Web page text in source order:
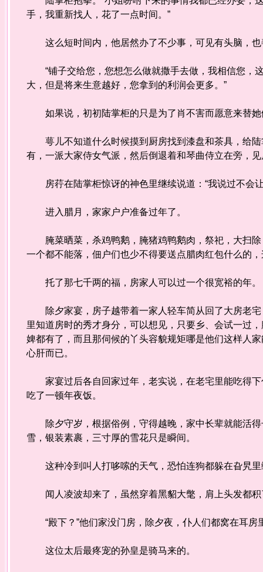
手，我重新找人，花了一点时间。”
这么短时间内，他居然办了不少事，可见有头脑，也
“铺子交给您，您想怎么做就撒手去做，我相信您，
大，但是将来生意越好，您拿到的利润会更多。”
如果说，初初陆掌柜的只是为了肖不害而愿意来替她
萼儿不知道什么时候摸到厨房找到漆盘和茶具，给陆
有，一派大家侍女气派，然后倒退着和琴曲侍立在旁
房荇在陆掌柜惊讶的神色里继续说道：“我说过不会
进入腊月，家家户户准备过年了。
腌菜晒菜，杀鸡鸭鹅，腌猪鸡鸭鹅肉，祭祀，大扫除
一个都不能落，佃户们也少不得要送点腊肉红包什么的
托了那七千两的福，房家人可以过一个很宽裕的年。
除夕家宴，房子越带着一家人轻车简从回了大房老宅
里知道房时的秀才身分，可以想见，只要乡、会试一过
婢都有了，而且那伺候的丫头容貌规矩哪是他们这样人
心肝而已。
家宴过后各自回家过年，老实说，在老宅里能吃得下
吃了一顿年夜饭。
除夕守岁，根据俗例，守得越晚，家中长辈就能活得
雪，银装素裹，三寸厚的雪花只是瞬间。
这种冷到叫人打哆嗦的天气，恐怕连狗都躲在旮旯里
闻人凌波却来了，虽然穿着黑貂大氅，肩上头发都积
“殿下？”他们家没门房，除夕夜，仆人们都窝在耳房
这位太后最疼宠的孙皇是骑马来的。